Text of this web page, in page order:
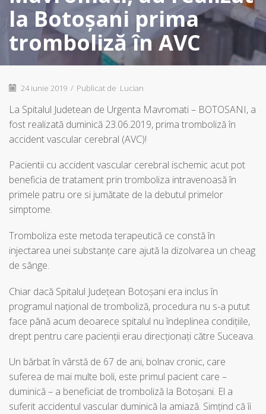
la Botoșani prima
tromboliză în AVC
24 iunie 2019 / Publicat de Lucian
La Spitalul Judetean de Urgenta Mavromati – BOTOSANI, a
fost realizată duminică 23.06.2019, prima tromboliză în
accident vascular cerebral (AVC)!
Pacientii cu accident vascular cerebral ischemic acut pot
beneficia de tratament prin tromboliza intravenoasă în
primele patru ore si jumătate de la debutul primelor
simptome.
Tromboliza este metoda terapeutică ce constă în
injectarea unei substanțe care ajută la dizolvarea un cheag
de sânge.
Chiar dacă Spitalul Județean Botoșani era inclus în
programul național de tromboliză, procedura nu s-a putut
face până acum deoarece spitalul nu îndeplinea condițiile,
drept pentru care pacienţii erau direcționați către Suceava.
Un bărbat în vârstă de 67 de ani, bolnav cronic, care
suferea de mai multe boli, este primul pacient care –
duminică – a beneficiat de tromboliză la Botoșani. El a
suferit accidentul vascular duminică la amiază. Simțind că îi